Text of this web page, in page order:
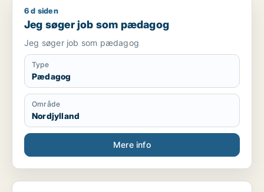
Jeg søger job som pædagog
6 d siden
Jeg søger job som pædagog
Jeg søger job som pædagog
Type
Pædagog
Område
Nordjylland
Mere info